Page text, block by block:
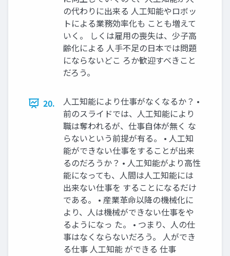
の代わりに出来る 人工知能やロボッ
トによる業務効率化も ことも増えて
いく。 しくは雇用の喪失は、少子高
齢化による 人手不足の日本では問題
にならないどこ ろか歓迎すべきこと
だろう。
20.
人工知能により仕事がなくなるか？ •
前のスライドでは、人工知能により
職は奪われるが、仕事自体が無く な
らないという前提が有る。 • 人工知
能ができない仕事をすることが出来
るのだろうか？ • 人工知能がより高性
能になっても、人間は人工知能には
出来ない仕事を することになるだけ
である。 • 産業革命以降の機械化に
より、人は機械ができない仕事をや
るようになっ た。 • つまり、人の仕
事はなくならないだろう。 人ができ
る仕事 人工知能 ができる 仕事